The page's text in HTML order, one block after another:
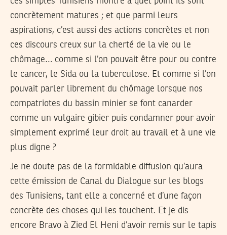
concrètement matures ; et que parmi leurs
aspirations, c’est aussi des actions concrètes et non
ces discours creux sur la cherté de la vie ou le
chômage… comme si l’on pouvait être pour ou contre
le cancer, le Sida ou la tuberculose. Et comme si l’on
pouvait parler librement du chômage lorsque nos
compatriotes du bassin minier se font canarder
comme un vulgaire gibier puis condamner pour avoir
simplement exprimé leur droit au travail et à une vie
plus digne ?
Je ne doute pas de la formidable diffusion qu’aura
cette émission de Canal du Dialogue sur les blogs
des Tunisiens, tant elle a concerné et d’une façon
concrète des choses qui les touchent. Et je dis
encore Bravo à Zied El Heni d’avoir remis sur le tapis